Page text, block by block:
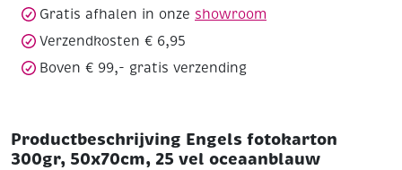
Gratis afhalen in onze showroom
Verzendkosten € 6,95
Boven € 99,- gratis verzending
Productbeschrijving Engels fotokarton
300gr, 50x70cm, 25 vel oceaanblauw